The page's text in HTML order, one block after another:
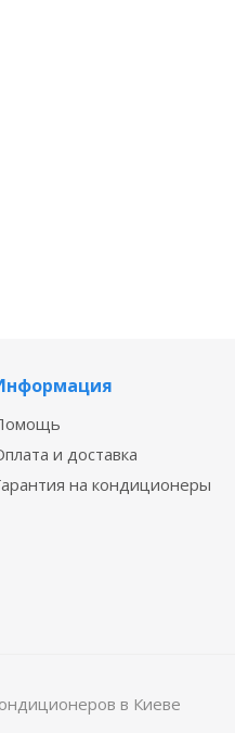
и доставка
на кондиционеры
в Киеве